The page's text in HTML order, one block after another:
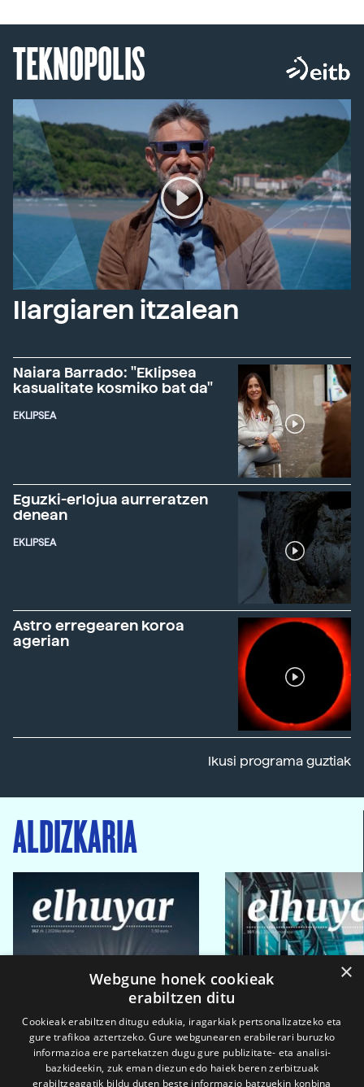
TEKNOPOLIS
Ilargiaren itzalean
Naiara Barrado: "Eklipsea
kasualitate kosmiko bat da"
EKLIPSEA
Eguzki-erlojua aurreratzen
denean
EKLIPSEA
Astro erregearen koroa
agerian
Ikusi programa guztiak
ALDIZKARIA
×
Webgune honek cookieak
erabiltzen ditu
Cookieak erabiltzen ditugu edukia, iragarkiak pertsonalizatzeko eta
gure trafikoa aztertzeko. Gure webgunearen erabilerari buruzko
informazioa ere partekatzen dugu gure publizitate- eta analisi-
bazkideekin, zuk eman diezun edo haiek beren zerbitzuak
erabiltzeagatik bildu duten beste informazio batzuekin konbina